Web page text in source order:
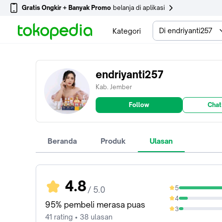
Gratis Ongkir + Banyak Promo belanja di aplikasi
Kategori Di endriyanti257
endriyanti257
Kab. Jember
Follow
Beranda Produk Ulasan
4.8/ 5.0
95% pembeli merasa puas
41 rating • 38 ulasan
5
85.37%
4
9.76%
3
4.88%